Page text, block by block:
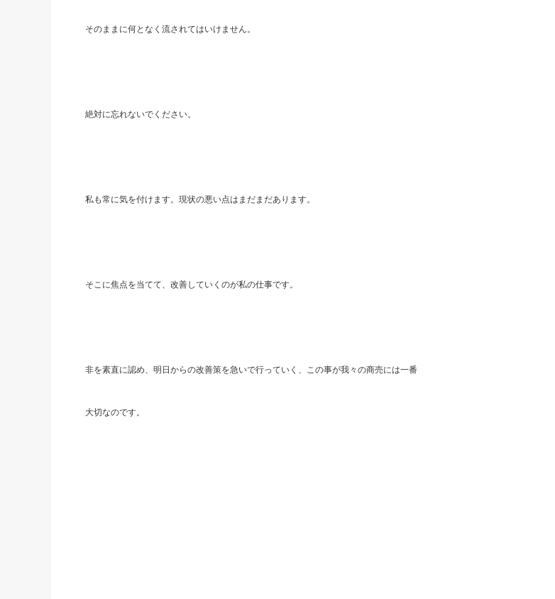
そのままに何となく流されてはいけません。
絶対に忘れないでください。
私も常に気を付けます。現状の悪い点はまだまだあります。
そこに焦点を当てて、改善していくのが私の仕事です。
非を素直に認め、明日からの改善策を急いで行っていく、この事が我々の商売には一番
大切なのです。